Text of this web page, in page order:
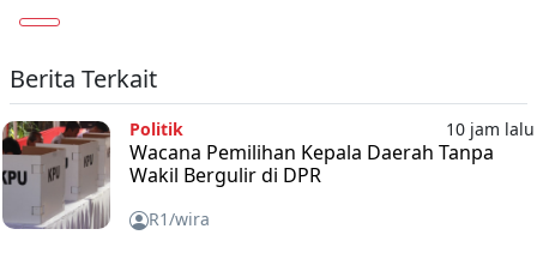
Berita Terkait
Politik 10 jam lalu
Wacana Pemilihan Kepala Daerah Tanpa
Wakil Bergulir di DPR
R1/wira